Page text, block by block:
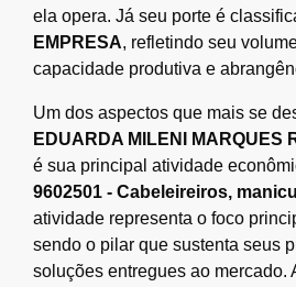
ela opera. Já seu porte é
EMPRESA, refletindo seu
capacidade produtiva e
Um dos aspectos que mais se
EDUARDA MILENI MARQUES
é sua principal atividade
9602501 - Cabeleireiros,
atividade representa o foco
sendo o pilar que sustenta seus
soluções entregues ao mercado.